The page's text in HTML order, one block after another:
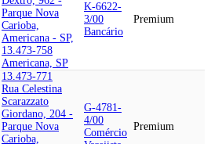
Parque Nova
Carioba,
Americana - SP,
13.473-758
Americana, SP
K-6622-
3/00
Bancário
Premium
13.473-771
Rua Celestina
Scarazzato
Giordano, 204 -
Parque Nova
Carioba,
G-4781-
4/00
Comércio
Premium